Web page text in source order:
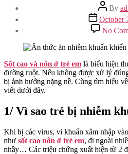
Post
author
By
Post
date
October
No
Sốt cao và nôn ở trẻ em là biểu hiện
đường ruột. Nếu không được xử lý
bị ảnh hưởng nặng nề. Cùng tìm hiểu
viết dưới đây.
1/ Vì sao trẻ bị nhiễm
Khi bị các virus, vi khuẩn xâm nhập
như sốt cao nôn ở trẻ em, đi ngoài
nhầy… Các triệu chứng xuất hiện từ 2